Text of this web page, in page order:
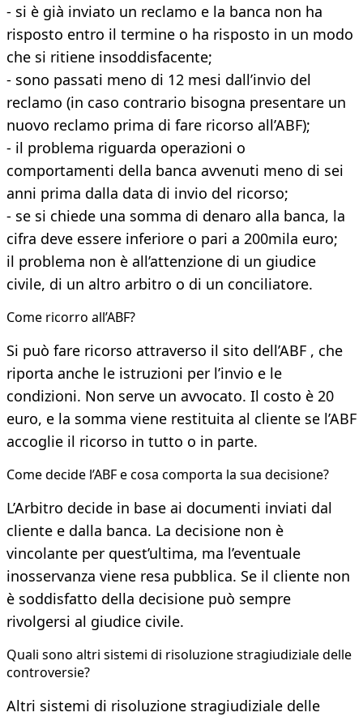
- si è già inviato un reclamo e la banca non ha
risposto entro il termine o ha risposto in un modo
che si ritiene insoddisfacente;
- sono passati meno di 12 mesi dall’invio del
reclamo (in caso contrario bisogna presentare un
nuovo reclamo prima di fare ricorso all’ABF);
- il problema riguarda operazioni o
comportamenti della banca avvenuti meno di sei
anni prima dalla data di invio del ricorso;
- se si chiede una somma di denaro alla banca, la
cifra deve essere inferiore o pari a 200mila euro;
il problema non è all’attenzione di un giudice
civile, di un altro arbitro o di un conciliatore.
Come ricorro all’ABF?
Si può fare ricorso attraverso il sito dell’ABF , che
riporta anche le istruzioni per l’invio e le
condizioni. Non serve un avvocato. Il costo è 20
euro, e la somma viene restituita al cliente se l’ABF
accoglie il ricorso in tutto o in parte.
Come decide l’ABF e cosa comporta la sua decisione?
L’Arbitro decide in base ai documenti inviati dal
cliente e dalla banca. La decisione non è
vincolante per quest’ultima, ma l’eventuale
inosservanza viene resa pubblica. Se il cliente non
è soddisfatto della decisione può sempre
rivolgersi al giudice civile.
Quali sono altri sistemi di risoluzione stragiudiziale delle
controversie?
Altri sistemi di risoluzione stragiudiziale delle